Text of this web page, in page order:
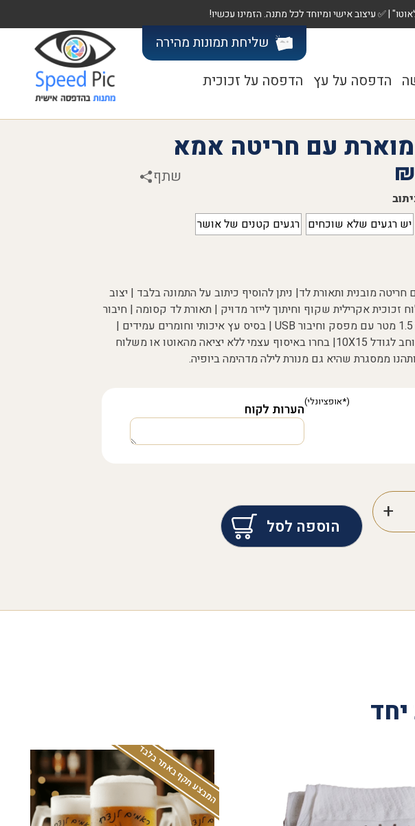
שליחת תמונות מהירה
הדפסה על עץ הדפסה על זכוכית
עם חריטה אמא
₪ שתף
יש רגעים שלא שוכחים רגעים קטנים של אושר
מובנית ותאורת לד| ניתן להוסיף כיתוב על התמונה בלבד | יצוב
זכוכית אקרילית שקוף וחיתוך לייזר מדויק | תאורת לד קסומה | חיבור
USB | כבל באורך 1.5 מטר עם מפסק וחיבור USB | בסיס עץ איכותי וחומרים עמידים |
שלחו לנו תמונת רוחב לגודל 10X15| בחרו באיסוף עצמי ללא יציאה מהאוטו או משלוח
הערות לקוח
הוספה לסל
המבצע תקף באתר בלבד